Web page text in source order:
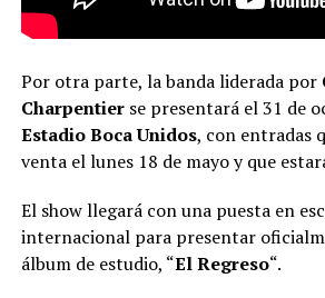
Por otra parte, la banda liderada por
Charpentierse presentará el 31 de
Estadio Boca Unidos, con entradas
venta el lunes 18 de mayo y que
El show llegará con una puesta en
internacional para presentar
álbum de estudio, “El Regreso“.